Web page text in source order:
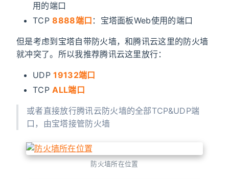
用的端口
TCP8888端口 ：宝塔面板Web使用的端口
但是考虑到宝塔自带防火墙，和腾讯云这里的防火墙
就冲突了。所以我推荐腾讯云这里放行：
UDP19132端口
TCPALL端口
或者直接放行腾讯云防火墙的全部TCP&UDP端
口，由宝塔接管防火墙
防火墙所在位置